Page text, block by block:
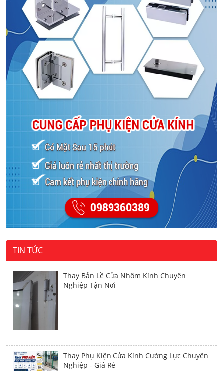
TIN TỨC
Thay Bản Lề Cửa Nhôm Kính Chuyên
Nghiệp Tận Nơi
Thay Phụ Kiện Cửa Kính Cường Lực Chuyên
Nghiệp - Giá Rẻ